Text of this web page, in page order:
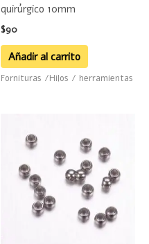
quirúrgico 10mm
$90
Añadir al carrito
Fornituras /Hilos / herramientas